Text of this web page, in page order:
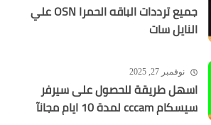
جميع ترددات الباقه الحمرا OSN علي
النايل سات
نوفمبر 27, 2025
اسهل طريقة للحصول على سيرفر
سيسكام cccam لمدة 10 ايام مجانآ